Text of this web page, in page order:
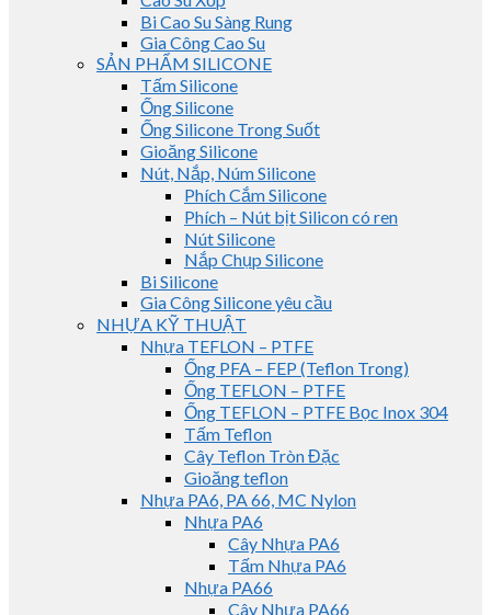
Bi Cao Su Sàng Rung
Gia Công Cao Su
SẢN PHẨM SILICONE
Tấm Silicone
Ống Silicone
Ống Silicone Trong Suốt
Gioăng Silicone
Nút, Nắp, Núm Silicone
Phích Cắm Silicone
Phích – Nút bịt Silicon có ren
Nút Silicone
Nắp Chụp Silicone
Bi Silicone
Gia Công Silicone yêu cầu
NHỰA KỸ THUẬT
Nhựa TEFLON – PTFE
Ống PFA – FEP (Teflon Trong)
Ống TEFLON – PTFE
Ống TEFLON – PTFE Bọc Inox 304
Tấm Teflon
Cây Teflon Tròn Đặc
Gioăng teflon
Nhựa PA6, PA 66, MC Nylon
Nhựa PA6
Cây Nhựa PA6
Tấm Nhựa PA6
Nhựa PA66
Cây Nhựa PA66